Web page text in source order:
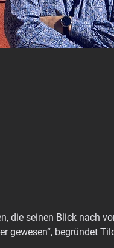
die seinen Blick nach
gewesen“, begründet